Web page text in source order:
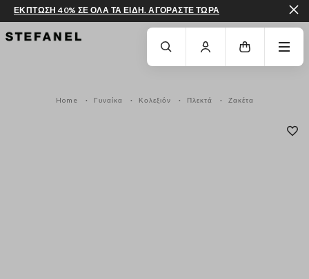
ΜΕΤΆΒΑΣΗ ΣΤΟ ΚΎΡΙΟ ΠΕΡΙΕΧΌΜΕΝΟΚΑΤΕΒΕΊΤΕ ΣΤΟ ΚΆΤΩ ΜΈΡΟΣ
ΕΚΠΤΩΣΗ 40% ΣΕ ΟΛΑ ΤΑ ΕΙΔΗ. ΑΓΟΡΑΣΤΕ ΤΩΡΑ
Home Γυναίκα Κολεξιόν Πλεκτά Ζακέτα